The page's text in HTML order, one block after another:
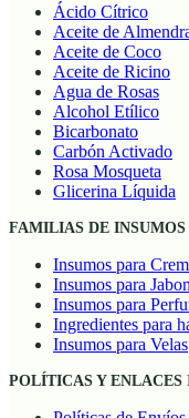
Ácido Cítrico
Aceite de
Aceite de Coco
Aceite de Ricino
Agua de Rosas
Alcohol Etílico
Bicarbonato
Carbón Activado
Rosa Mosqueta
Glicerina Líquida
FAMILIAS DE INSUMOS
Insumos para
Insumos para
Insumos para
Ingredientes para
Insumos para Velas
POLÍTICAS Y ENLACES